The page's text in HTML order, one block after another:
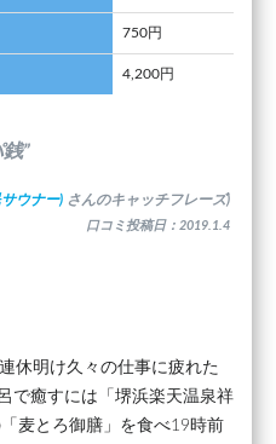
750円
4,200円
”
ウナー) さんのキャッチフレーズ)
口コミ投稿日：2019.1.4
休明け久々の仕事に疲れた
で癒すには「堺浜楽天温泉祥
麦とろ御膳」を食べ19時前